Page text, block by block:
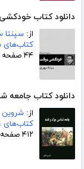
دانلود کتاب
از: سپنتا
کتاب‌های
۴۴ صفحه
دانلود کتاب جامعه
از: شروین
کتاب‌های
۴۱۲ صفحه